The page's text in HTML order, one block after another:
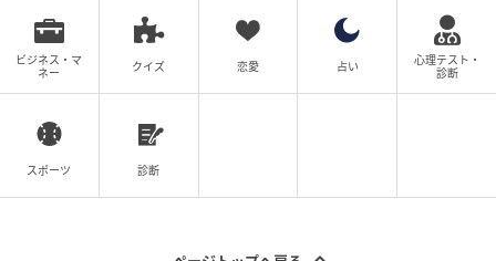
いない本音を丁寧に拾い上げ、必要な支援のあり方を
社会に届けてまいります。
■調査概要
調査タイトル：少子化に関するアンケート
調査方法：インターネットリサーチ
ビジネス・マ
ネー
クイズ 恋愛 占い
心理テスト・
診断
スポーツ 診断